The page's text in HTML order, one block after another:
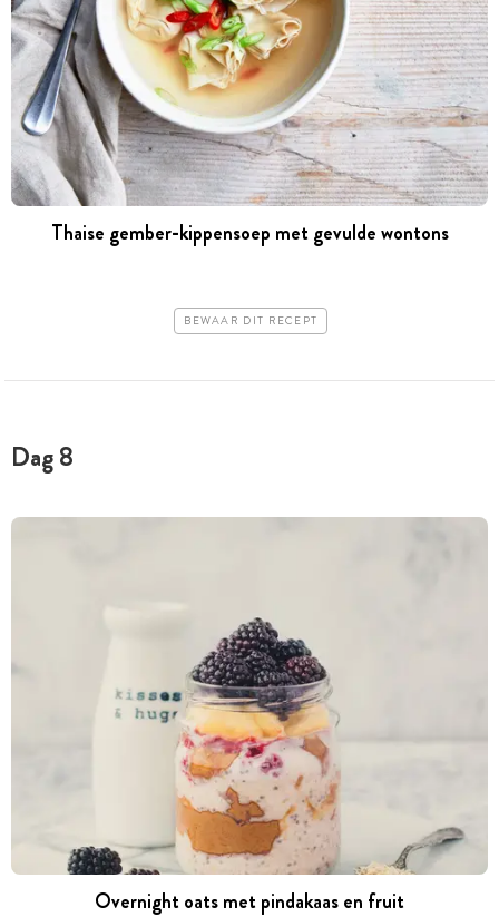
Thaise gember-kippensoep met gevulde wontons
BEWAAR DIT RECEPT
Dag 8
Overnight oats met pindakaas en fruit